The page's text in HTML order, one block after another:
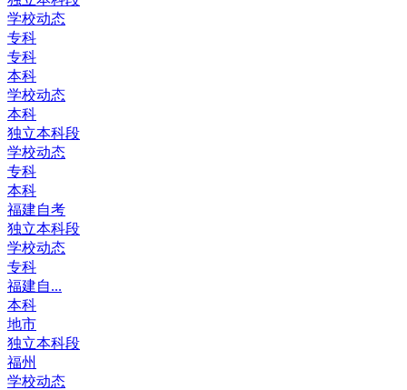
学校动态
专科
专科
本科
学校动态
本科
独立本科段
学校动态
专科
本科
福建自考
独立本科段
学校动态
专科
福建自...
本科
地市
独立本科段
福州
学校动态